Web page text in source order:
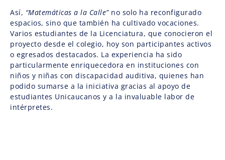
Así, “Matemáticas a la Calle”no solo ha reconfigurado
espacios, sino que también ha cultivado vocaciones.
Varios estudiantes de la Licenciatura, que conocieron el
proyecto desde el colegio, hoy son participantes activos
o egresados destacados. La experiencia ha sido
particularmente enriquecedora en instituciones con
niños y niñas con discapacidad auditiva, quienes han
podido sumarse a la iniciativa gracias al apoyo de
estudiantes Unicaucanos y a la invaluable labor de
intérpretes.